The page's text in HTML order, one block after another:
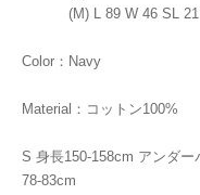
(M) L 89 W 46 SL 21
Color：Navy
Material：コットン100%
S 身長150-158cm アンダ
78-83cm